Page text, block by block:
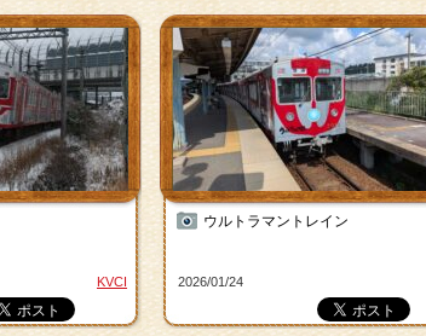
KVCI
ウルトラマントレイン
2026/01/24